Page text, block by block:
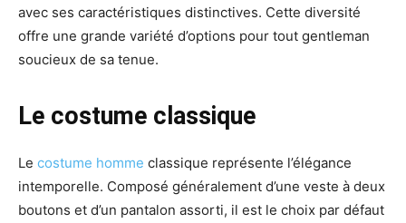
avec ses caractéristiques distinctives. Cette diversité
offre une grande variété d’options pour tout gentleman
soucieux de sa tenue.
Le costume classique
Le costume homme classique représente l’élégance
intemporelle. Composé généralement d’une veste à deux
boutons et d’un pantalon assorti, il est le choix par défaut